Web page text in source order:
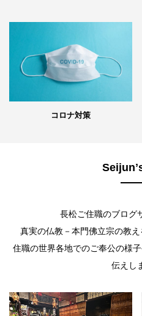
コロナ対策
長松ご住職のブログ
真実の仏教－本門佛立宗の教
住職の世界各地でのご奉公の様
伝えし